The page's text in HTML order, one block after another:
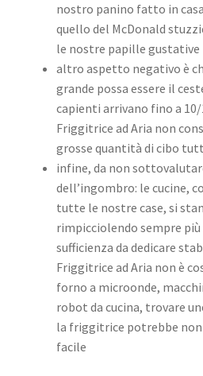
nostro panino fatto in
quello del McDonald
le nostre papille gustative
altro aspetto negativo è
grande possa essere il
capienti arrivano fino a
Friggitrice ad Aria non
grosse quantità di cibo
infine, da non
dell’ingombro: le cucine,
tutte le nostre case, si
rimpicciolendo sempre più
sufficienza da dedicare
Friggitrice ad Aria non è
forno a microonde,
robot da cucina, trovare
la friggitrice potrebbe non
facile